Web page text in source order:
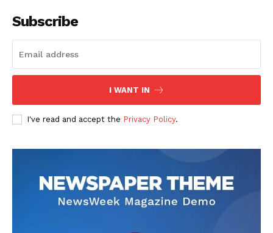
DOWNLOAD NOW
Subscribe
I WANT IN
I've read and accept the Privacy Policy.